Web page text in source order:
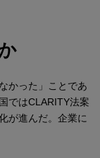
かった」ことであ
ではCLARITY法案
が進んだ。企業に